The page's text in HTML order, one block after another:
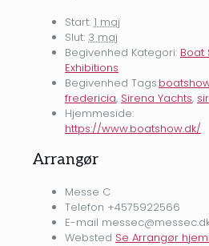
Start: 1 maj
Slut: 3 maj
Begivenhed Kategori: Boat
Exhibitions
Begivenhed Tags:
fredericia, Sirena Yachts,
Hjemmeside:
https://www.boatshow.dk/
Arrangør
Messe C
Telefon +4575922566
E-mail
Websted Se Arrangør